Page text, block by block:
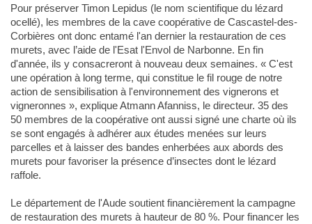
Pour préserver Timon Lepidus (le nom scientifique du lézard
ocellé), les membres de la cave coopérative de Cascastel-des-
Corbières ont donc entamé l'an dernier la restauration de ces
murets, avec l’aide de l'Esat l'Envol de Narbonne. En fin
d'année, ils y consacreront à nouveau deux semaines. « C'est
une opération à long terme, qui constitue le fil rouge de notre
action de sensibilisation à l'environnement des vignerons et
vigneronnes », explique Atmann Afanniss, le directeur. 35 des
50 membres de la coopérative ont aussi signé une charte où ils
se sont engagés à adhérer aux études menées sur leurs
parcelles et à laisser des bandes enherbées aux abords des
murets pour favoriser la présence d’insectes dont le lézard
raffole.
Le département de l'Aude soutient financièrement la campagne
de restauration des murets à hauteur de 80 %. Pour financer les